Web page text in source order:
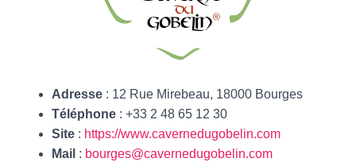
Adresse : 12 Rue Mirebeau, 18000 Bourges
Téléphone : +33 2 48 65 12 30
Site : https://www.cavernedugobelin.com
Mail : bourges@cavernedugobelin.com